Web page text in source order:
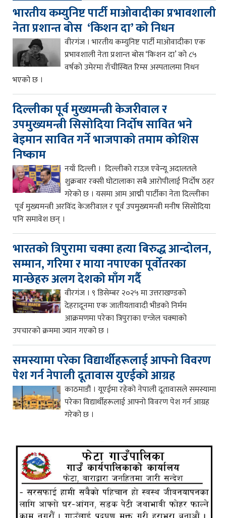
भारतीय कम्युनिष्ट पार्टी माओवादीका प्रभावशाली
नेता प्रशान्त बोस ‘किशन दा’ को निधन
वीरगंज । भारतीय कम्युनिष्ट पार्टी माओवादीका एक
प्रभावशाली नेता प्रशान्त बोस ‘किशन दा’ को ८५
वर्षको उमेरमा राँचीस्थित रिम्स अस्पतालमा निधन
भएको छ ।
दिल्लीका पूर्व मुख्यमन्त्री केजरीवाल र
उपमुख्यमन्त्री सिसोदिया निर्दोष सावित भने
बेइमान सावित गर्ने भाजपाको तमाम कोशिस
निष्काम
नयाँ दिल्ली । दिल्लीको राउज़ एवेन्यू अदालतले
शुक्रबार रक्सी घोटालाका सबै आरोपीलाई निर्दोष ठहर
गरेको छ । यसमा आम आद्मी पार्टीका नेता दिल्लीका
पूर्व मुख्यमन्त्री अरविंद केजरीवाल र पूर्व उपमुख्यमन्त्री मनीष सिसोदिया
पनि समावेश छन् ।
भारतको त्रिपुरामा चक्मा हत्या बिरुद्ध आन्दोलन,
सम्मान, गरिमा र माया नपाएका पूर्वोतरका
मान्छेहरु अलग देशको माँग गर्दै
वीरगंज । ९ डिसेम्बर २०२५ मा उत्तराखण्डको
देहरादूनमा एक जातीयतावादी भीडको निर्मम
आक्रमणमा परेका त्रिपुराका एन्जेल चक्माको
उपचारको क्रममा ज्यान गएको छ ।
समस्यामा परेका विद्यार्थीहरूलाई आफ्नो विवरण
पेश गर्न नेपाली दूतावास युएईको आग्रह
काठमाडौं । यूएईमा रहेको नेपाली दूतावासले समस्यामा
परेका विद्यार्थीहरूलाई आफ्नो विवरण पेश गर्न आग्रह
गरेको छ ।